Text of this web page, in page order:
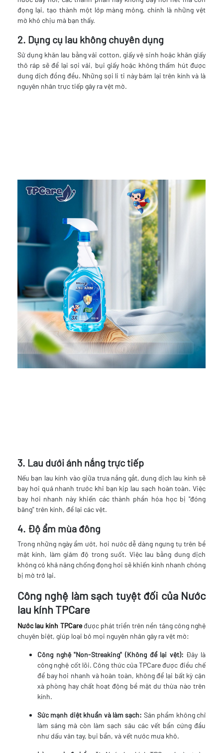
đọng lại, tạo thành một lớp màng mỏng, chính là những vệt
mờ khó chịu mà bạn thấy.
2. Dụng cụ lau không chuyên dụng
Sử dụng khăn lau bằng vải cotton, giấy vệ sinh hoặc khăn giấy
thô ráp sẽ để lại sợi vải, bụi giấy hoặc không thấm hút được
dung dịch đồng đều. Những sợi li ti này bám lại trên kính và là
nguyên nhân trực tiếp gây ra vệt mờ.
3. Lau dưới ánh nắng trực tiếp
Nếu bạn lau kính vào giữa trưa nắng gắt, dung dịch lau kính sẽ
bay hơi quá nhanh trước khi bạn kịp lau sạch hoàn toàn. Việc
bay hơi nhanh này khiến các thành phần hóa học bị "đóng
băng" trên kính, để lại các vệt.
4. Độ ẩm mùa đông
Trong những ngày ẩm ướt, hơi nước dễ dàng ngưng tụ trên bề
mặt kính, làm giảm độ trong suốt. Việc lau bằng dung dịch
không có khả năng chống đọng hơi sẽ khiến kính nhanh chóng
bị mờ trở lại.
Công nghệ làm sạch tuyệt đối của Nước
lau kính TPCare
Nước lau kính TPCaređược phát triển trên nền tảng công nghệ
chuyên biệt, giúp loại bỏ mọi nguyên nhân gây ra vệt mờ:
Công nghệ "Non-Streaking" (Không để lại vệt): Đây là
công nghệ cốt lõi. Công thức của TPCare được điều chế
để bay hơi nhanh và hoàn toàn, không để lại bất kỳ cặn
xà phòng hay chất hoạt động bề mặt dư thừa nào trên
kính.
Sức mạnh diệt khuẩn và làm sạch: Sản phẩm không chỉ
làm sáng mà còn làm sạch sâu các vết bẩn cứng đầu
như dấu vân tay, bụi bẩn, và vết nước mưa khô.